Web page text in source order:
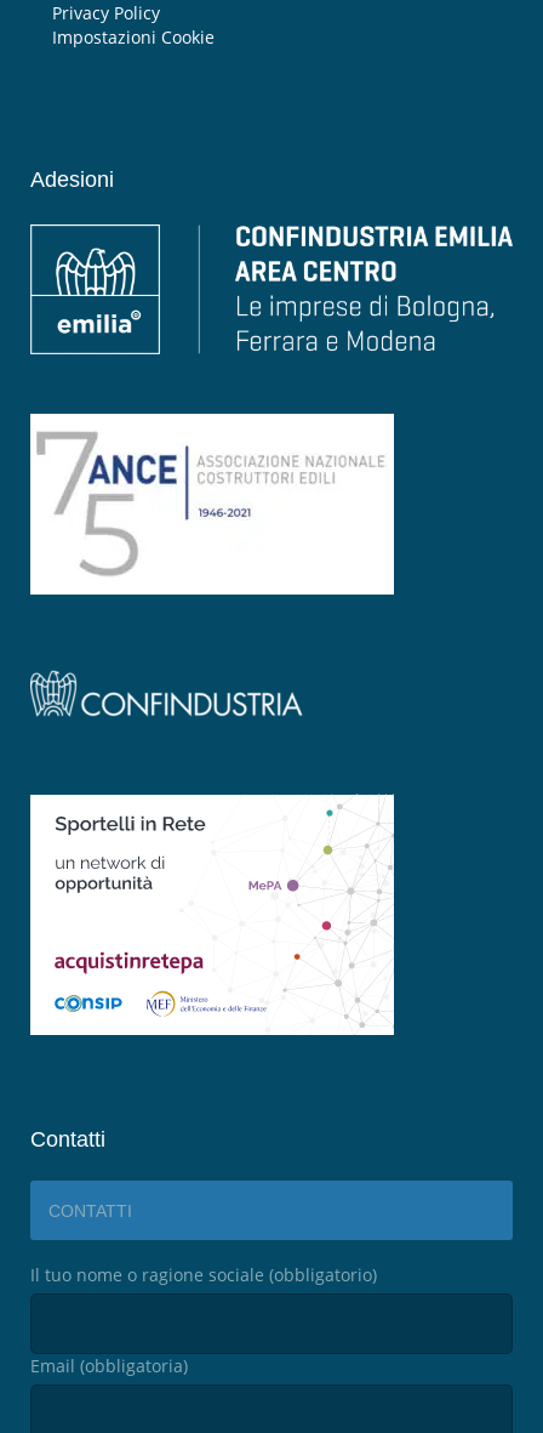
Privacy Policy
Impostazioni Cookie
Adesioni
Contatti
CONTATTI
Il tuo nome o ragione sociale (obbligatorio)
Email (obbligatoria)